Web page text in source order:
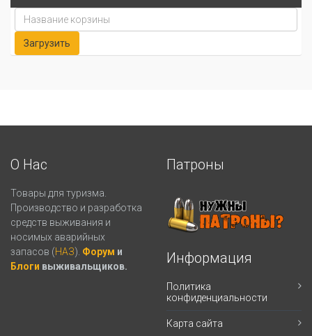
О Нас
Товары для туризма.
Производство и разработка
средств выживания и
носимых аварийных
запасов (НАЗ). Форум и
Блоги выживальщиков.
Патроны
Информация
Политика
конфиденциальности
Карта сайта